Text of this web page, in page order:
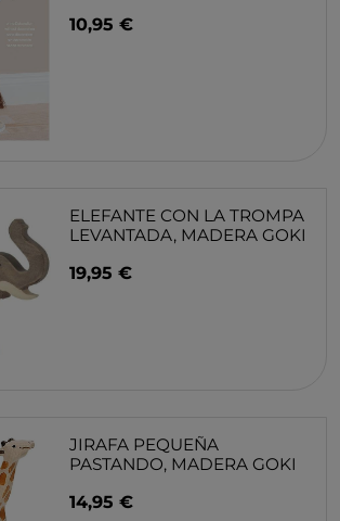
10,95 €
ELEFANTE CON LA TROMPA
LEVANTADA, MADERA GOKI
19,95 €
JIRAFA PEQUEÑA
PASTANDO, MADERA GOKI
14,95 €